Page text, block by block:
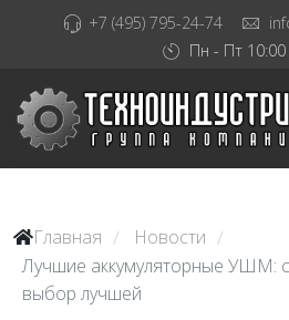
+7 (495) 795-24-74
Пн - Пт 10:00
Главная / Новости /
Лучшие аккумуляторные УШМ:
выбор лучшей